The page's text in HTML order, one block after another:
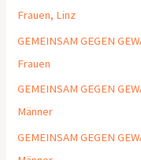
Frauen, Linz
GEMEINSAM GEGEN
Frauen
GEMEINSAM GEGEN
Männer
GEMEINSAM GEGEN